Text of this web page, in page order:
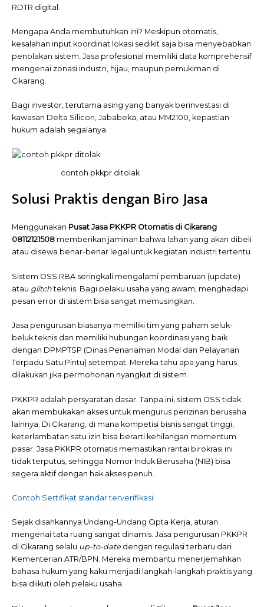
RDTR digital.
Mengapa Anda membutuhkan ini? Meskipun otomatis,
kesalahan input koordinat lokasi sedikit saja bisa menyebabkan
penolakan sistem. Jasa profesional memiliki data komprehensif
mengenai zonasi industri, hijau, maupun pemukiman di
Cikarang.
Bagi investor, terutama asing yang banyak berinvestasi di
kawasan Delta Silicon, Jababeka, atau MM2100, kepastian
hukum adalah segalanya.
contoh pkkpr ditolak
Solusi Praktis dengan Biro Jasa
Menggunakan Pusat Jasa PKKPR Otomatis di Cikarang
08112121508 memberikan jaminan bahwa lahan yang akan dibeli
atau disewa benar-benar legal untuk kegiatan industri tertentu.
Sistem OSS RBA seringkali mengalami pembaruan (update)
atau glitchteknis. Bagi pelaku usaha yang awam, menghadapi
pesan error di sistem bisa sangat memusingkan.
Jasa pengurusan biasanya memiliki tim yang paham seluk-
beluk teknis dan memiliki hubungan koordinasi yang baik
dengan DPMPTSP (Dinas Penanaman Modal dan Pelayanan
Terpadu Satu Pintu) setempat. Mereka tahu apa yang harus
dilakukan jika permohonan nyangkut di sistem.
PKKPR adalah persyaratan dasar. Tanpa ini, sistem OSS tidak
akan membukakan akses untuk mengurus perizinan berusaha
lainnya. Di Cikarang, di mana kompetisi bisnis sangat tinggi,
keterlambatan satu izin bisa berarti kehilangan momentum
pasar. Jasa PKKPR otomatis memastikan rantai birokrasi ini
tidak terputus, sehingga Nomor Induk Berusaha (NIB) bisa
segera aktif dengan hak akses penuh.
Contoh Sertifikat standar terverifikasi
Sejak disahkannya Undang-Undang Cipta Kerja, aturan
mengenai tata ruang sangat dinamis. Jasa pengurusan PKKPR
di Cikarang selalu up-to-date dengan regulasi terbaru dari
Kementerian ATR/BPN. Mereka membantu menerjemahkan
bahasa hukum yang kaku menjadi langkah-langkah praktis yang
bisa diikuti oleh pelaku usaha.